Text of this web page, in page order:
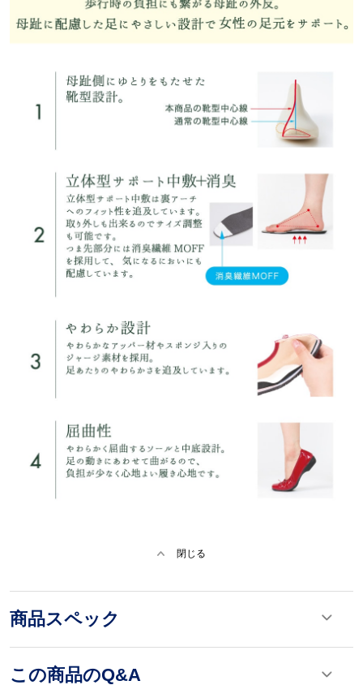
閉じる
商品スペック
この商品のQ&A